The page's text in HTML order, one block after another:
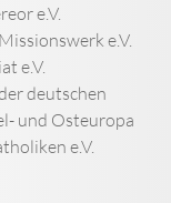
e.V.
e.V.
e.V.
deutschen
und Osteuropa
e.V.